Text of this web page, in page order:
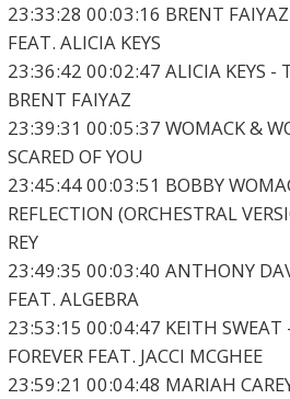
23:33:28 00:03:16 BRENT
FEAT. ALICIA KEYS
23:36:42 00:02:47 ALICIA KEYS -
BRENT FAIYAZ
23:39:31 00:05:37 WOMACK &
SCARED OF YOU
23:45:44 00:03:51 BOBBY
REFLECTION (ORCHESTRAL
REY
23:49:35 00:03:40 ANTHONY
FEAT. ALGEBRA
23:53:15 00:04:47 KEITH SWEAT
FOREVER FEAT. JACCI MCGHEE
23:59:21 00:04:48 MARIAH